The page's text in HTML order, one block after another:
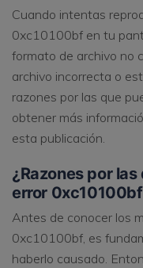
Cuando intentas
0xc10100bf en tu
formato de archivo no
archivo incorrecta o
razones por las que
obtener más
esta publicación.
¿Razones por
error
Antes de conocer los
0xc10100bf, es
haberlo causado.